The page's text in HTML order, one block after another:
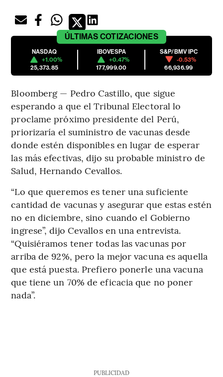
ÚLTIMAS COTIZACIONES
NASDAQ
+1.00%
25,373.85
IBOVESPA
+0.47%
177,999.00
S&P/BMV IPC
-0.53%
66,936.99
Bloomberg — Pedro Castillo, que sigue
esperando a que el Tribunal Electoral lo
proclame próximo presidente del Perú,
priorizaría el suministro de vacunas desde
donde estén disponibles en lugar de esperar
las más efectivas, dijo su probable ministro de
Salud, Hernando Cevallos.
“Lo que queremos es tener una suficiente
cantidad de vacunas y asegurar que estas estén
no en diciembre, sino cuando el Gobierno
ingrese”, dijo Cevallos en una entrevista.
“Quisiéramos tener todas las vacunas por
arriba de 92%, pero la mejor vacuna es aquella
que está puesta. Prefiero ponerle una vacuna
que tiene un 70% de eficacia que no poner
nada”.
PUBLICIDAD